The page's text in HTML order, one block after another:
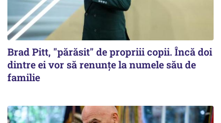
Brad Pitt, "părăsit" de propriii copii. Încă doi
dintre ei vor să renunțe la numele său de
familie